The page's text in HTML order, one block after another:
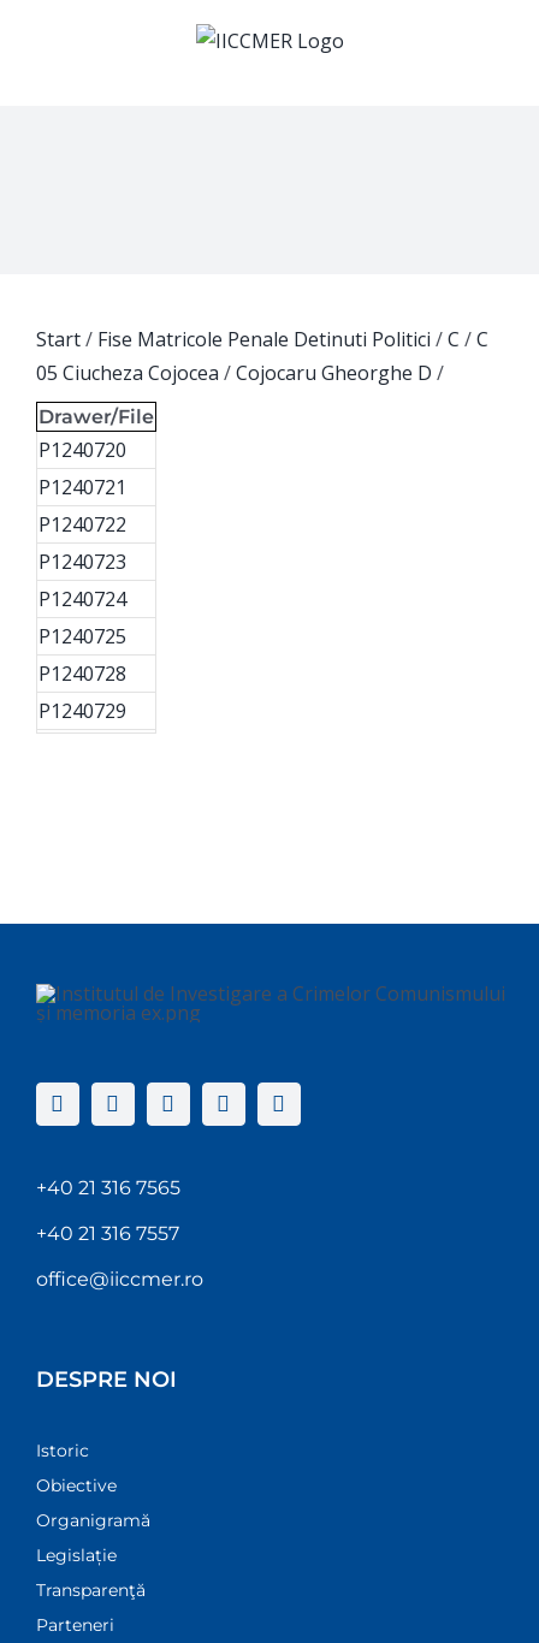
Start/ Fise Matricole Penale Detinuti Politici /C /C
05 Ciucheza Cojocea /Cojocaru Gheorghe D /
Drawer/File
P1240720
P1240721
P1240722
P1240723
P1240724
P1240725
P1240728
P1240729
+40 21 316 7565
+40 21 316 7557
office@iiccmer.ro
DESPRE NOI
Istoric
Obiective
Organigramă
Legislație
Transparenţă
Parteneri